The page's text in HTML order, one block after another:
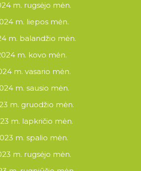
m. rugsėjo mėn.
m. liepos mėn.
m. balandžio mėn.
m. kovo mėn.
m. vasario mėn.
m. sausio mėn.
m. gruodžio mėn.
m. lapkričio mėn.
m. spalio mėn.
m. rugsėjo mėn.